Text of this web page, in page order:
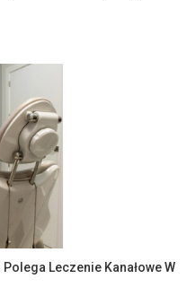
Leczenie Kanałowe W